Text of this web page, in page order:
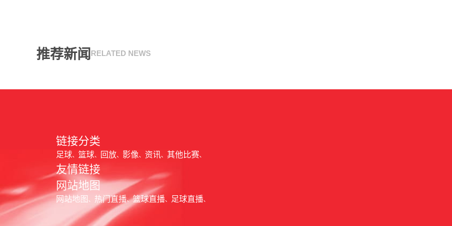
推荐新闻 RELATED NEWS
链接分类
足球 篮球 回放 影像 资讯 其他比赛
友情链接
网站地图
网站地图 热门直播 篮球直播 足球直播